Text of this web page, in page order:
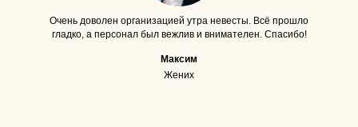
Очень доволен организацией утра невесты. Всё прошло
гладко, а персонал был вежлив и внимателен. Спасибо!
Максим
Жених